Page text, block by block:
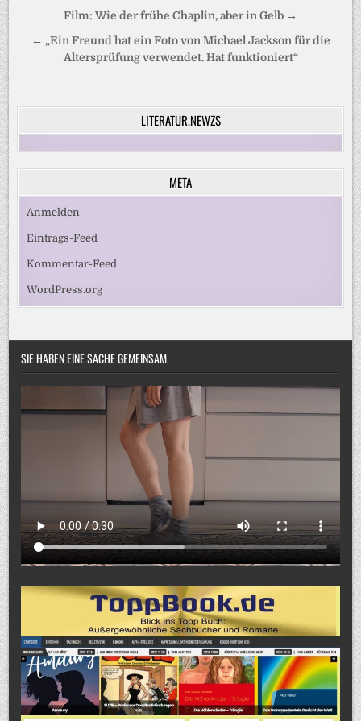
Beitragsnavigation
Film: Wie der frühe Chaplin, aber in Gelb →
← „Ein Freund hat ein Foto von Michael Jackson für die
Altersprüfung verwendet. Hat funktioniert“
LITERATUR.NEWZS
META
Anmelden
Eintrags-Feed
Kommentar-Feed
WordPress.org
SIE HABEN EINE SACHE GEMEINSAM